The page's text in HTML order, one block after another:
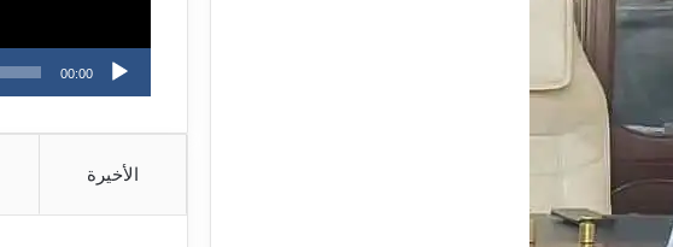
00:00
الأخيرة